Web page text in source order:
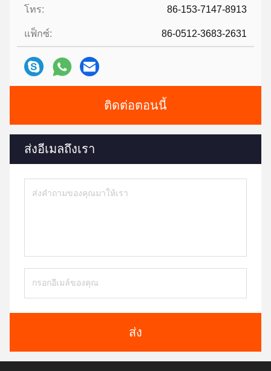
โทร: 86-153-7147-8913
แฟ็กซ์: 86-0512-3683-2631
ติดต่อตอนนี้
ส่งอีเมลถึงเรา
ส่ง